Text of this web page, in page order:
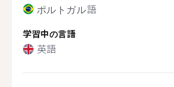
ポルトガル語
学習中の言語
英語